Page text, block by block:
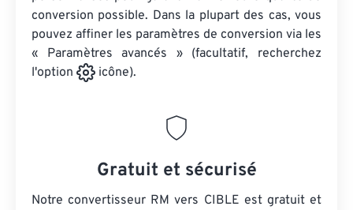
conversion possible. Dans la plupart des cas, vous
pouvez affiner les paramètres de conversion via les
« Paramètres avancés » (facultatif, recherchez
l'option
icône).
Gratuit et sécurisé
Notre convertisseur RM vers CIBLE est gratuit et